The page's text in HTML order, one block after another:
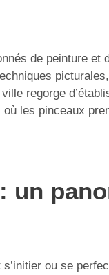
de peinture
regorge
les pinceaux
un
ou se